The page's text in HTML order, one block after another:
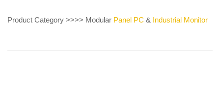
Product Category >>>> Modular Panel PC & Industrial Monitor